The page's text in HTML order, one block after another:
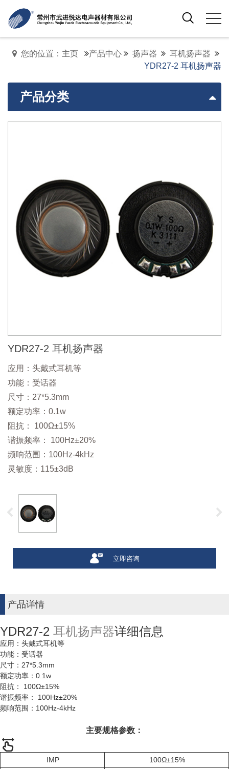
您的位置：主页 产品中心 扬声器
耳机扬声器
YDR27-2 耳机扬声器
产品分类
YDR27-2 耳机扬声器
应用：头戴式耳机等
功能：受话器
尺寸：27*5.3mm
额定功率：0.1w
阻抗： 100Ω±15%
谐振频率： 100Hz±20%
频响范围：100Hz-4kHz
灵敏度：115±3dB
立即咨询
产品详情
YDR27-2 耳机扬声器详细信息
应用：头戴式耳机等
功能：受话器
尺寸：27*5.3mm
额定功率：0.1w
阻抗： 100Ω±15%
谐振频率： 100Hz±20%
频响范围：100Hz-4kHz
主要规格参数：
IMP
100Ω±15%